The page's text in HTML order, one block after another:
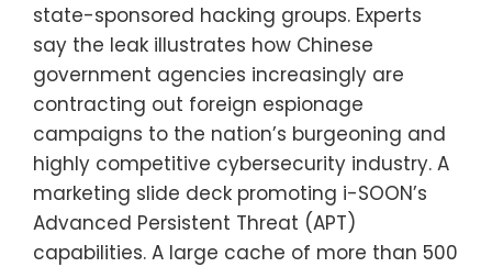
state-sponsored hacking groups. Experts
say the leak illustrates how Chinese
government agencies increasingly are
contracting out foreign espionage
campaigns to the nation’s burgeoning and
highly competitive cybersecurity industry. A
marketing slide deck promoting i-SOON’s
Advanced Persistent Threat (APT)
capabilities. A large cache of more than 500